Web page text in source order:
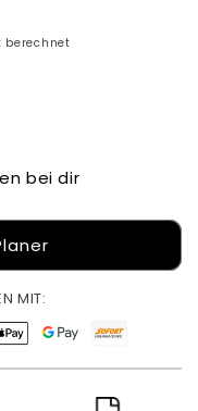
berechnet
bei dir
MIT: